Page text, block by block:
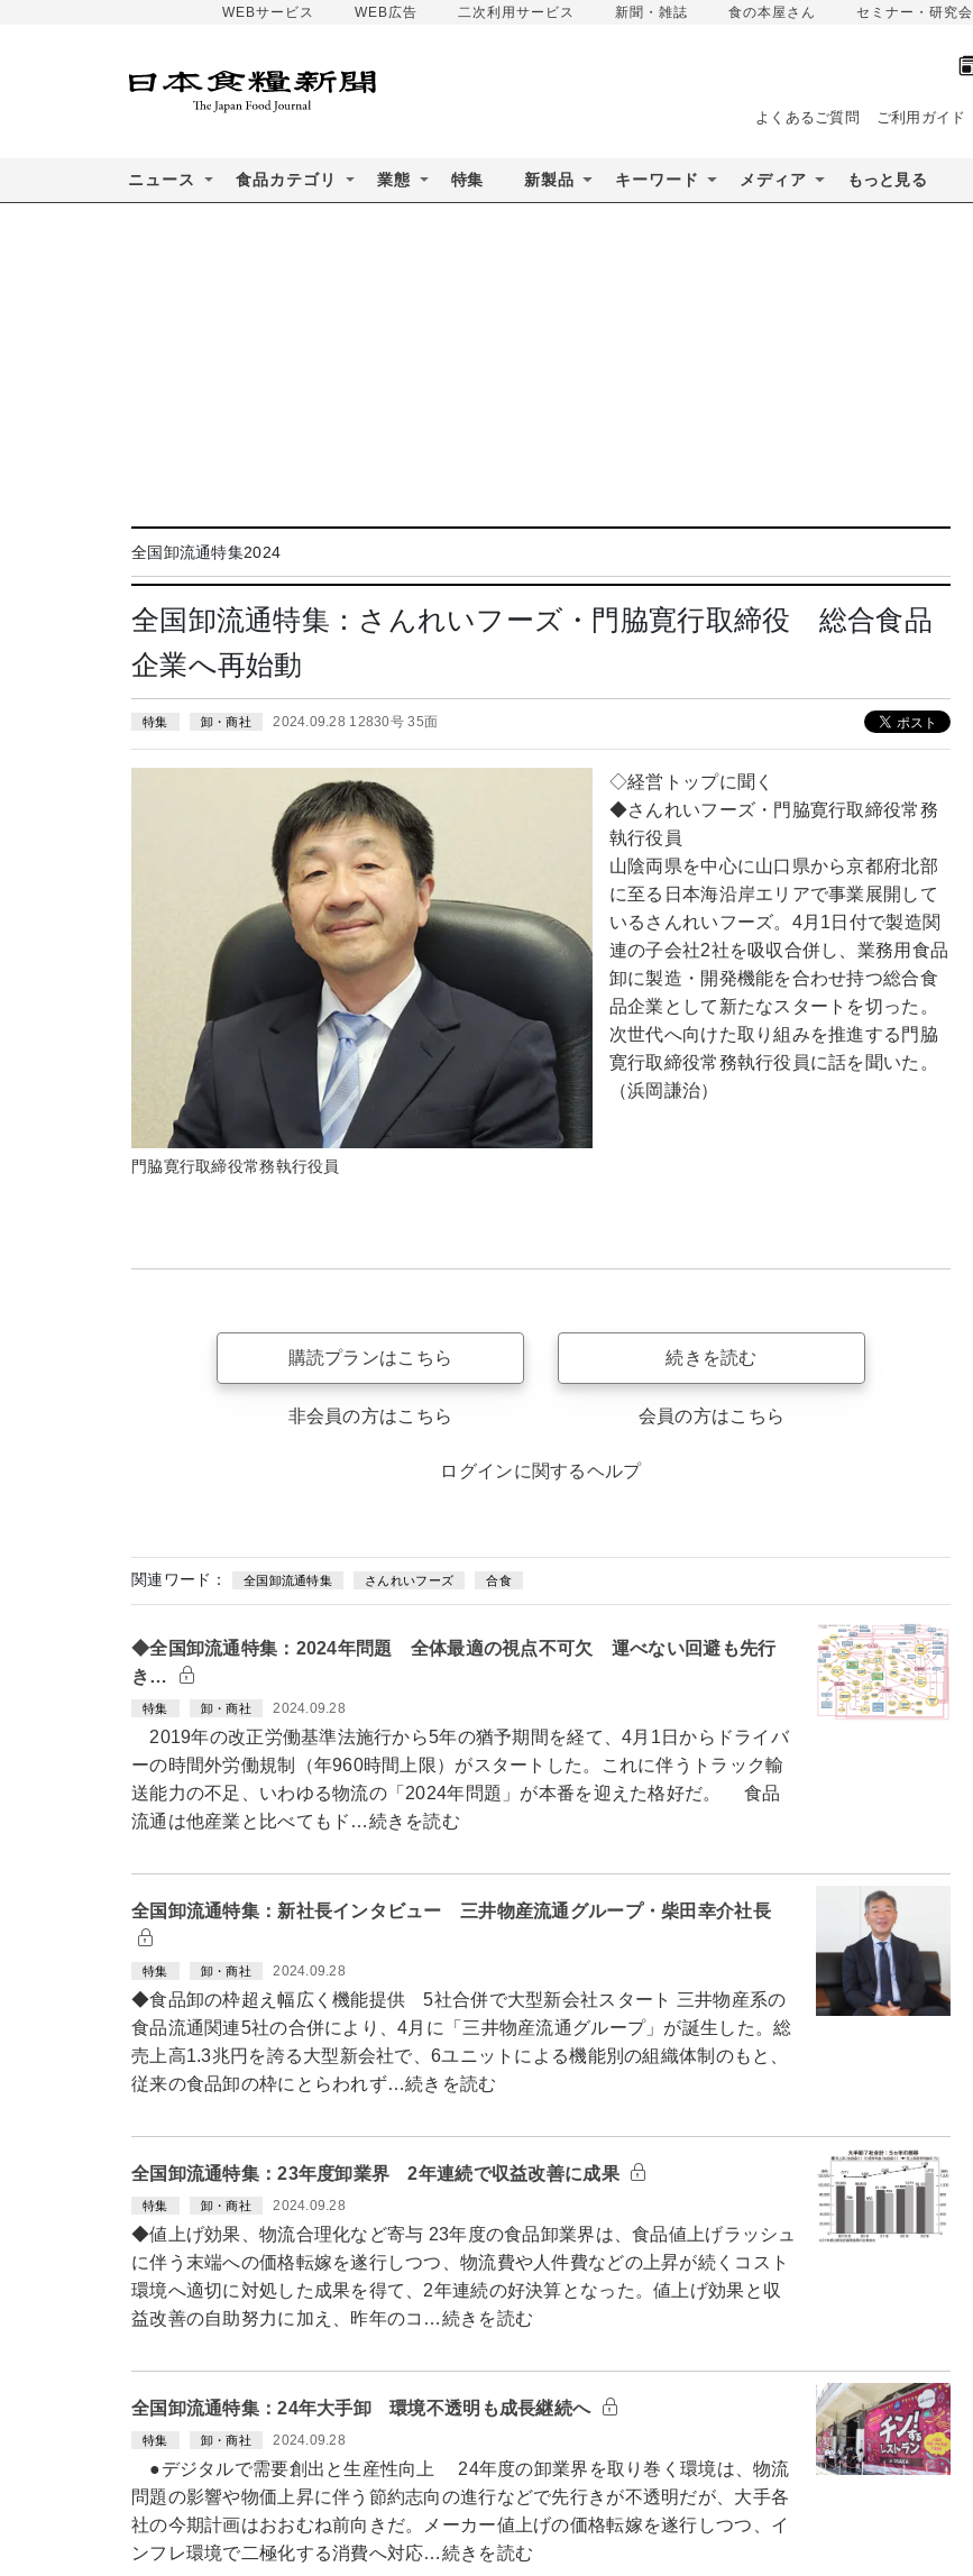
WEBサービス WEB広告 二次利用サービス 新聞・雑誌 食の本屋さん セミナー・研究会
よくあるご質問 ご利用ガイド
ニュース 食品カテゴリ 業態 特集 新製品 キーワード メディア もっと見る
全国卸流通特集2024
全国卸流通特集：さんれいフーズ・門脇寛行取締役 総合食品
企業へ再始動
特集 卸・商社 2024.09.28 12830号 35面
門脇寛行取締役常務執行役員
◇経営トップに聞く
◆さんれいフーズ・門脇寛行取締役常務
執行役員
山陰両県を中心に山口県から京都府北部
に至る日本海沿岸エリアで事業展開して
いるさんれいフーズ。4月1日付で製造関
連の子会社2社を吸収合併し、業務用食品
卸に製造・開発機能を合わせ持つ総合食
品企業として新たなスタートを切った。
次世代へ向けた取り組みを推進する門脇
寛行取締役常務執行役員に話を聞いた。
（浜岡謙治）
購読プランはこちら
非会員の方はこちら
続きを読む
会員の方はこちら
ログインに関するヘルプ
関連ワード： 全国卸流通特集 さんれいフーズ 合食
◆全国卸流通特集：2024年問題 全体最適の視点不可欠 運べない回避も先行
き…
特集 卸・商社 2024.09.28
2019年の改正労働基準法施行から5年の猶予期間を経て、4月1日からドライバ
ーの時間外労働規制（年960時間上限）がスタートした。これに伴うトラック輸
送能力の不足、いわゆる物流の「2024年問題」が本番を迎えた格好だ。 食品
流通は他産業と比べてもド…続きを読む
全国卸流通特集：新社長インタビュー 三井物産流通グループ・柴田幸介社長
特集 卸・商社 2024.09.28
◆食品卸の枠超え幅広く機能提供 5社合併で大型新会社スタート 三井物産系の
食品流通関連5社の合併により、4月に「三井物産流通グループ」が誕生した。総
売上高1.3兆円を誇る大型新会社で、6ユニットによる機能別の組織体制のもと、
従来の食品卸の枠にとらわれず…続きを読む
全国卸流通特集：23年度卸業界 2年連続で収益改善に成果
特集 卸・商社 2024.09.28
◆値上げ効果、物流合理化など寄与 23年度の食品卸業界は、食品値上げラッシュ
に伴う末端への価格転嫁を遂行しつつ、物流費や人件費などの上昇が続くコスト
環境へ適切に対処した成果を得て、2年連続の好決算となった。値上げ効果と収
益改善の自助努力に加え、昨年のコ…続きを読む
全国卸流通特集：24年大手卸 環境不透明も成長継続へ
特集 卸・商社 2024.09.28
●デジタルで需要創出と生産性向上 24年度の卸業界を取り巻く環境は、物流
問題の影響や物価上昇に伴う節約志向の進行などで先行きが不透明だが、大手各
社の今期計画はおおむね前向きだ。メーカー値上げの価格転嫁を遂行しつつ、イ
ンフレ環境で二極化する消費へ対応…続きを読む